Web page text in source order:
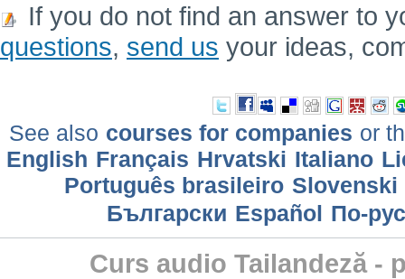
If you do not find an answer to
questions, send us your ideas,
See also courses for companies or
English Français Hrvatski Italiano
Português brasileiro Slovenski
Български Еspañol По-
Curs audio Tailandeză -